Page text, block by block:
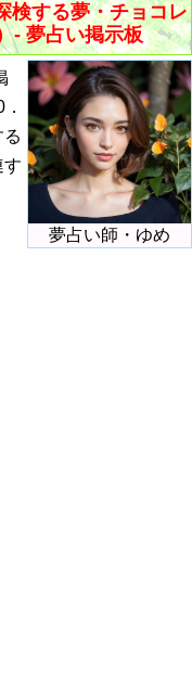
検する夢・チョコレ
- 夢占い掲示板
夢占い師・ゆめ
す